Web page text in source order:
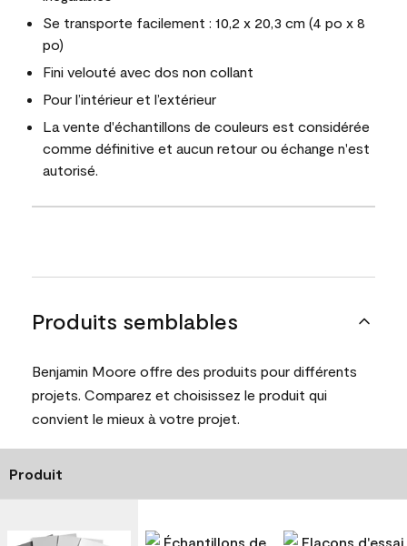
Se transporte facilement : 10,2 x 20,3 cm (4 po x 8
po)
Fini velouté avec dos non collant
Pour l’intérieur et l’extérieur
La vente d'échantillons de couleurs est considérée
comme définitive et aucun retour ou échange n'est
autorisé.
Produits semblables
Benjamin Moore offre des produits pour différents
projets. Comparez et choisissez le produit qui
convient le mieux à votre projet.
Produit